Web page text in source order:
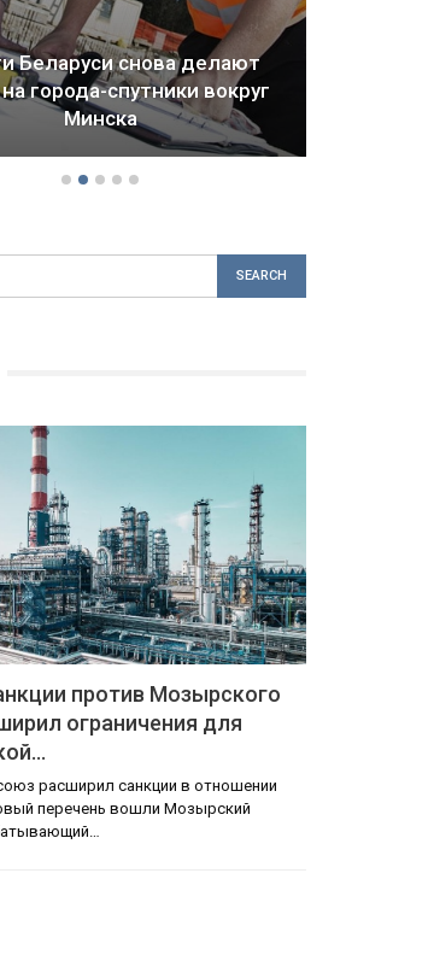
Беларуси снова делают
города-спутники вокруг
Минска
против Мозырского
ограничения для
расширил санкции в отношении
перечень вошли Мозырский